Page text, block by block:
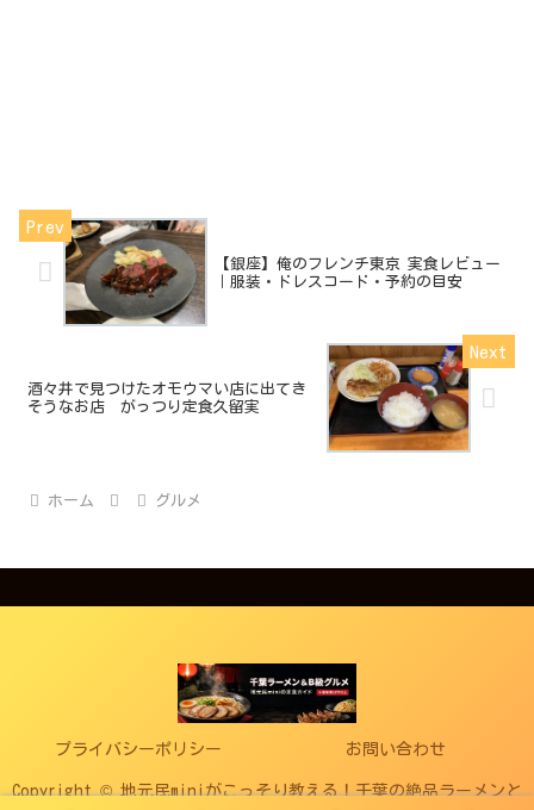
【銀座】俺のフレンチ東京 実食レビュー
｜服装・ドレスコード・予約の目安
酒々井で見つけたオモウマい店に出てき
そうなお店 がっつり定食久留実
ホーム グルメ
プライバシーポリシー お問い合わせ
Copyright © 地元民miniがこっそり教える！千葉の絶品ラーメンと